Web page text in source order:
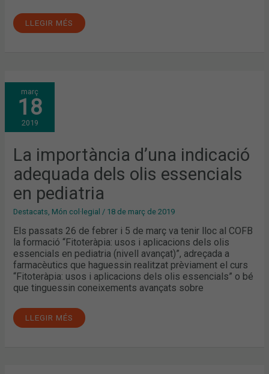
LLEGIR MÉS
març
18
2019
La importància d’una indicació
adequada dels olis essencials
en pediatria
Destacats, Món col·legial / 18 de març de 2019
Els passats 26 de febrer i 5 de març va tenir lloc al COFB
la formació “Fitoteràpia: usos i aplicacions dels olis
essencials en pediatria (nivell avançat)”, adreçada a
farmacèutics que haguessin realitzat prèviament el curs
“Fitoteràpia: usos i aplicacions dels olis essencials” o bé
que tinguessin coneixements avançats sobre
LA
IMPORTÀNCIA
D’UNA
INDICACIÓ
ADEQUADA
DELS
OLIS
PEDIATRIA
LLEGIR MÉS